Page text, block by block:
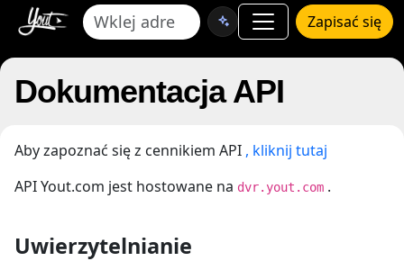
Zapisać się
Dokumentacja API
Aby zapoznać się z cennikiem API , kliknij tutaj
API Yout.com jest hostowane na dvr.yout.com .
Uwierzytelnianie